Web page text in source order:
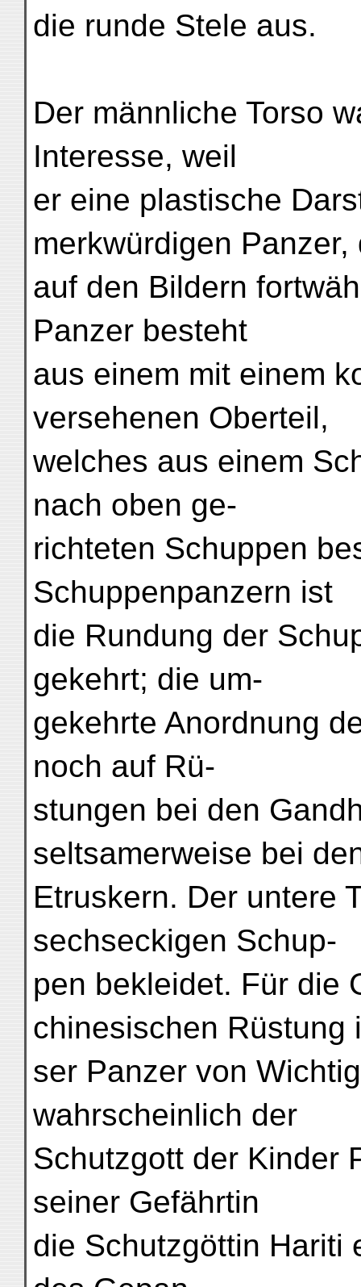
die runde Stele aus.
Der männliche Torso
Interesse, weil
er eine plastische
merkwürdigen Panzer,
auf den Bildern
Panzer besteht
aus einem mit einem
versehenen Oberteil,
welches aus einem
nach oben ge-
richteten Schuppen
Schuppenpanzern ist
die Rundung der
gekehrt; die um-
gekehrte Anordnung
noch auf Rü-
stungen bei den
seltsamerweise bei
Etruskern. Der untere
sechseckigen Schup-
pen bekleidet. Für die
chinesischen Rüstung
ser Panzer von
wahrscheinlich der
Schutzgott der Kinder
seiner Gefährtin
die Schutzgöttin Hariti